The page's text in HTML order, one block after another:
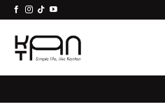
qua
dung